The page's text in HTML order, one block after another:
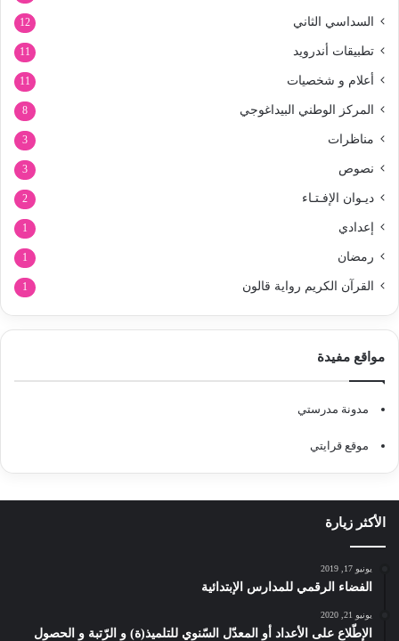
السداسي الثاني 12
تطبيقات أندرويد 11
أعلام و شخصيات 11
المركز الوطني البيداغوجي 8
مناظرات 3
نصوص 3
ديـوان الإفـتـاء 2
إعدادي 1
رمضان 1
القرآن الكريم رواية قالون 1
مواقع مفيدة
مدونة مدرستي
موقع قرايتي
الأكثر زيارة
يونيو 17, 2019
الفضاء الرقمي للمدارس الإبتدائية
يونيو 21, 2020
الإطّلاع على الأعداد أو المعدّل السّنوي للتلميذ(ة) و الرّتبة و الحصول